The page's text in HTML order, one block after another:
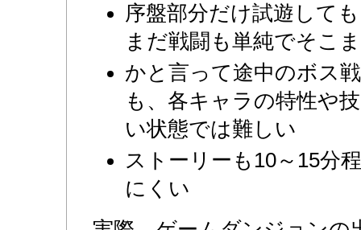
序盤部分だけ試遊して
まだ戦闘も単純でそこ
かと言って途中のボス
も、各キャラの特性や
い状態では難しい
ストーリーも10～15分
にくい